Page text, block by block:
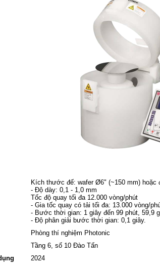
Kích thước đế: wafer Ø6" (~150 mm) hoặc
- Độ dày: 0,1 - 1,0 mm
Tốc độ quay tối đa 12.000 vòng/phút
- Gia tốc quay có tải tối đa: 13.000 vòng/
- Bước thời gian: 1 giây đến 99 phút, 59,9
- Độ phân giải bước thời gian: 0,1 giây.
Phòng thí nghiệm Photonic
Tầng 6, số 10 Đào Tấn
2024